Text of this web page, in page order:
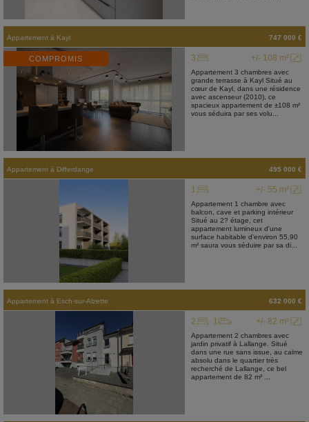
Appartement à Kayl 747 000 €
COMPROMIS +/- 108 m²
3
Appartement 3 chambres avec
grande terrasse à Kayl Situé au
cœur de Kayl, dans une résidence
avec ascenseur (2010), ce
spacieux appartement de ±108 m²
vous séduira par ses volu...
Appartement à Differdange 495 000 €
+/- 55 m²
1
Appartement 1 chambre avec
balcon, cave et parking intérieur
Situé au 2? étage, cet
appartement lumineux d'une
surface habitable d'environ 55,90
m² saura vous séduire par sa di...
Appartement à Esch-sur-Alzette 632 000 €
+/- 82 m²
2 1
Appartement 2 chambres avec
jardin privatif à Lallange. Situé
dans une rue sans issue, au calme
absolu dans le quartier très
recherché de Lallange, ce bel
appartement de 82 m² ...